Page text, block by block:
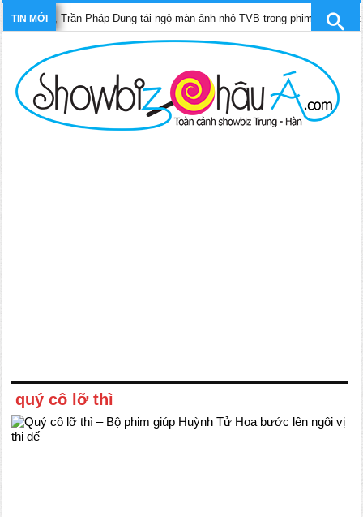
TIN MỚI
Di, Trần Pháp Dung tái ngộ màn ảnh nhỏ TVB trong phim “Trinh sát
quý cô lỡ thì